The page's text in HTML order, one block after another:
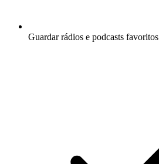
Guardar rádios e podcasts favoritos